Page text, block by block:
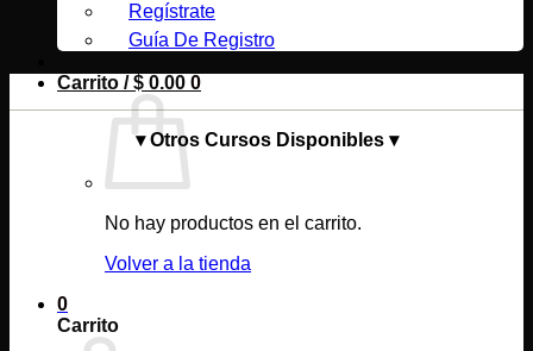
Regístrate
Guía De Registro
Carrito /$ 0.00 0
No hay productos en el carrito.
Volver a la tienda
0
Carrito
▾ Otros Cursos Disponibles ▾